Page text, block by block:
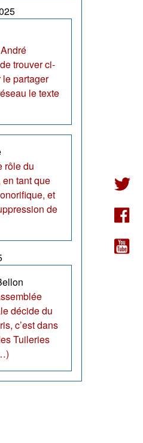
trouver ci-
le partager
le texte
rôle du
tant que
et
de
décide du
c’est dans
Tuileries